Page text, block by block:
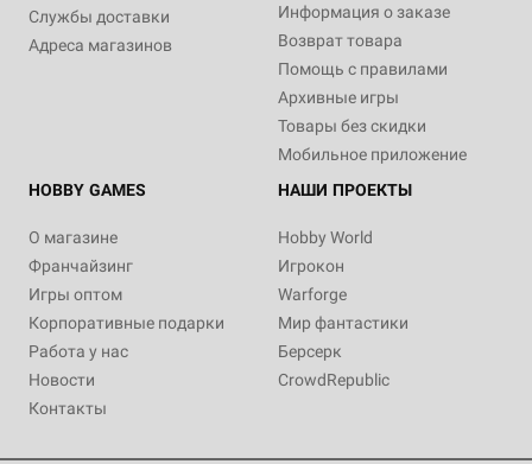
Службы доставки
Адреса магазинов
Информация о заказе
Возврат товара
Помощь с правилами
Архивные игры
Товары без скидки
Мобильное приложение
HOBBY GAMES
О магазине
Франчайзинг
Игры оптом
Корпоративные подарки
Работа у нас
Новости
Контакты
НАШИ ПРОЕКТЫ
Hobby World
Игрокон
Warforge
Мир фантастики
Берсерк
CrowdRepublic